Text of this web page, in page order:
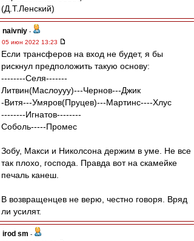
(Д.Т.Ленский)
naivniy -
05 июн 2022 13:23
Если трансферов на вход не будет, я бы
рискнул предположить такую основу:
--------Селя-------
Литвин(Маслоууу)---Чернов---Джик
-Витя---Умяров(Пруцев)---Мартинс----Хлус
--------Игнатов--------
Соболь-----Промес
Зобу, Макси и Николсона держим в уме. Не все
так плохо, господа. Правда вот на скамейке
печаль канеш.
В возвращенцев не верю, честно говоря. Вряд
ли усилят.
irod sm -